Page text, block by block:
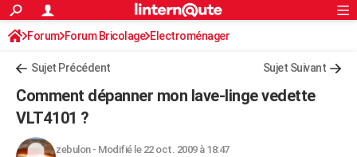
ACTUALITÉS
Politique
Société
Faits Divers
Education
Monde
Villes
+
Programme TV
TNTStreaming
Cinéma
Sorties cinéma
Musique
+FINANCE
Retraite
Impôts
Epargne
Immobilier
Risques naturels par ville
Banque
Assurance
Crédit
AUTO
S'inscrire
Connexion
Forum Forum Bricolage Electroménager
Sujet Précédent Sujet Suivant
Comment dépanner mon lave-linge vedette
VLT4101 ?
zebulon- Modifié le 22 oct. 2009 à 18:47